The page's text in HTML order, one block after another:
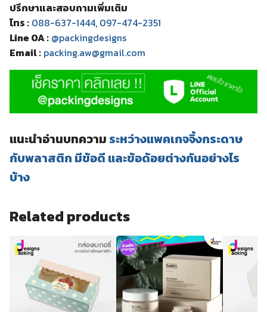
ปรึกษาและสอบถามเพิ่มเติม
โทร : 088-637-1444, 097-474-2351
Line OA : @packingdesigns
Email : packing.aw@gmail.com
แนะนำอ่านบทความ ระหว่างแพคเกจจิ้งกระดาษ
กับพลาสติก มีข้อดี และข้อด้อยต่างกันอย่างไร
บ้าง
Related products